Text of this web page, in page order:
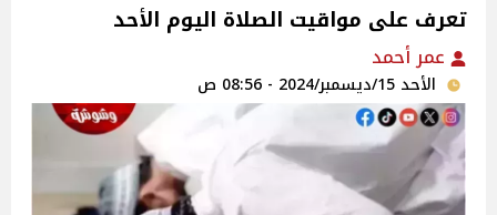
تعرف على مواقيت الصلاة اليوم الأحد
عمر أحمد
الأحد 15/ديسمبر/2024 - 08:56 ص